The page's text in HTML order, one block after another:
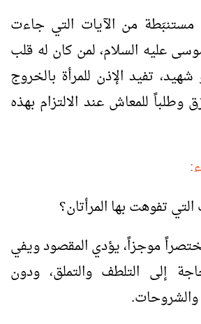
من الآيات التي جاءت
عليه السلام، لمن كان له قلب
تفيد الإذن للمرأة بالخروج
وطلباً للمعاش عند الالتزام بهذه
تفوهت بها المرأتان؟
موجزاً، يؤدي المقصود ويفي
إلى التلطف والتملق، ودون
والشروحات.